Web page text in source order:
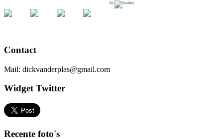
by
Contact
Mail: dickvanderplas@gmail.com
Widget Twitter
Recente foto's